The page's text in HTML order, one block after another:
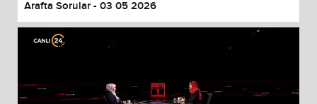
Arafta Sorular - 03 05 2026